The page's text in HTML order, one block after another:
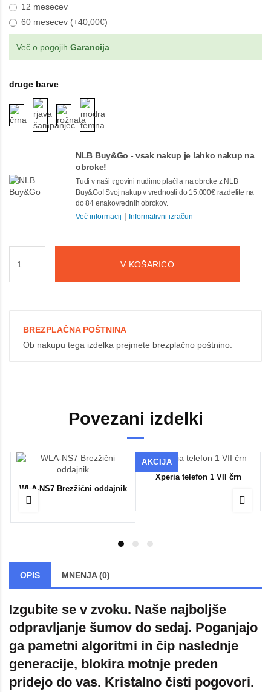
12 mesecev
60 mesecev (+40,00€)
Več o pogojih Garancija
druge barve
NLB Buy&Go - vsak nakup je lahko nakup na
obroke!
Tudi v naši trgovini nudimo plačila na obroke z NLB
Buy&Go! Svoj nakup v vrednosti do 15.000€ razdelite na
do 84 enakovrednih obrokov.
Več informacij | Informativni izračun
V KOŠARICO
BREZPLAČNA POŠTNINA
Ob nakupu tega izdelka prejmete brezplačno poštnino.
Povezani izdelki
WLA-NS7 Brezžični oddajnik
AKCIJA
Xperia telefon 1 VII črn
OPIS MNENJA (0)
Izgubite se v zvoku. Naše najboljše
odpravljanje šumov do sedaj. Poganjajo
ga pametni algoritmi in čip naslednje
generacije, blokira motnje preden
pridejo do vas. Kristalno čisti pogovori.